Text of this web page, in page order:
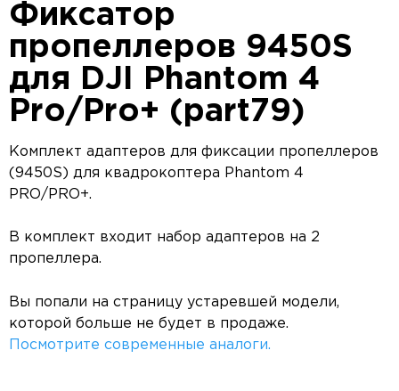
Фиксатор
пропеллеров 9450S
для DJI Phantom 4
Pro/Pro+ (part79)
Комплект адаптеров для фиксации пропеллеров
(9450S) для квадрокоптера Phantom 4
PRO/PRO+.
В комплект входит набор адаптеров на 2
пропеллера.
Вы попали на страницу устаревшей модели,
которой больше не будет в продаже.
Посмотрите современные аналоги.